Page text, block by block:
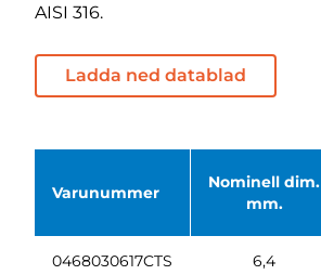
AISI 316.
Ladda ned datablad
Varunummer
Nominell dim.
mm.
0468030617CTS 6,4